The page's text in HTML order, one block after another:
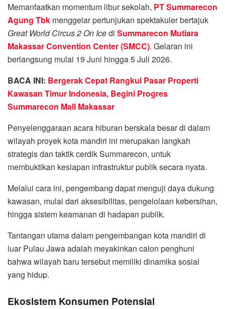
Memanfaatkan momentum libur sekolah, PT Summarecon
Agung Tbk menggelar pertunjukan spektakuler bertajuk
Great World Circus 2 On Icedi Summarecon Mutiara
Makassar Convention Center (SMCC). Gelaran ini
berlangsung mulai 19 Juni hingga 5 Juli 2026.
BACA INI: Bergerak Cepat Rangkul Pasar Properti
Kawasan Timur Indonesia, Begini Progres
Summarecon Mall Makassar
Penyelenggaraan acara hiburan berskala besar di dalam
wilayah proyek kota mandiri ini merupakan langkah
strategis dan taktik cerdik Summarecon, untuk
membuktikan kesiapan infrastruktur publik secara nyata.
Melalui cara ini, pengembang dapat menguji daya dukung
kawasan, mulai dari aksesibilitas, pengelolaan kebersihan,
hingga sistem keamanan di hadapan publik.
Tantangan utama dalam pengembangan kota mandiri di
luar Pulau Jawa adalah meyakinkan calon penghuni
bahwa wilayah baru tersebut memiliki dinamika sosial
yang hidup.
Ekosistem Konsumen Potensial